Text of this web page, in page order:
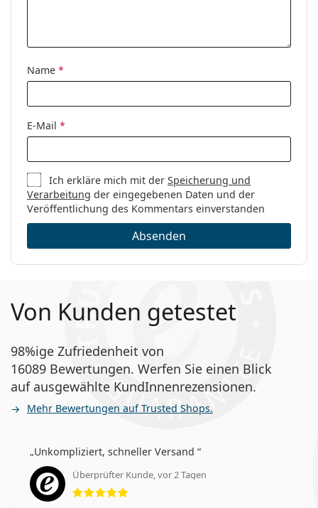
Name *
E-Mail *
Ich erkläre mich mit derSpeicherung und
Verarbeitung der eingegebenen Daten und der
Veröffentlichung des Kommentars einverstanden
Absenden
Von Kunden getestet
98%ige Zufriedenheit von
16089 Bewertungen. Werfen Sie einen Blick
auf ausgewählte KundInnenrezensionen.
Mehr Bewertungen auf Trusted Shops.
Unkompliziert, schneller Versand
Überprüfter Kunde, vor 2 Tagen
Bewertung 5 aus 5